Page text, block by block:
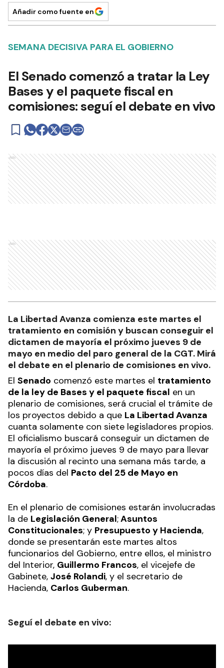
Añadir como fuente en
SEMANA DECISIVA PARA EL GOBIERNO
El Senado comenzó a tratar la Ley
Bases y el paquete fiscal en
comisiones: seguí el debate en vivo
Ads
Ads
La Libertad Avanza comienza este martes el
tratamiento en comisión y buscan conseguir el
dictamen de mayoría el próximo jueves 9 de
mayo en medio del paro general de la CGT. Mirá
el debate en el plenario de comisiones en vivo.
El Senado comenzó este martes el tratamiento
de la ley de Bases y el paquete fiscal en un
plenario de comisiones, será crucial el trámite de
los proyectos debido a que La Libertad Avanza
cuanta solamente con siete legisladores propios.
El oficialismo buscará conseguir un dictamen de
mayoría el próximo jueves 9 de mayo para llevar
la discusión al recinto una semana más tarde, a
pocos días del Pacto del 25 de Mayo en
Córdoba.
En el plenario de comisiones estarán involucradas
la de Legislación General;Asuntos
Constitucionales; y Presupuesto y Hacienda,
donde se presentarán este martes altos
funcionarios del Gobierno, entre ellos, el ministro
del Interior, Guillermo Francos, el vicejefe de
Gabinete, José Rolandi, y el secretario de
Hacienda, Carlos Guberman.
Seguí el debate en vivo: